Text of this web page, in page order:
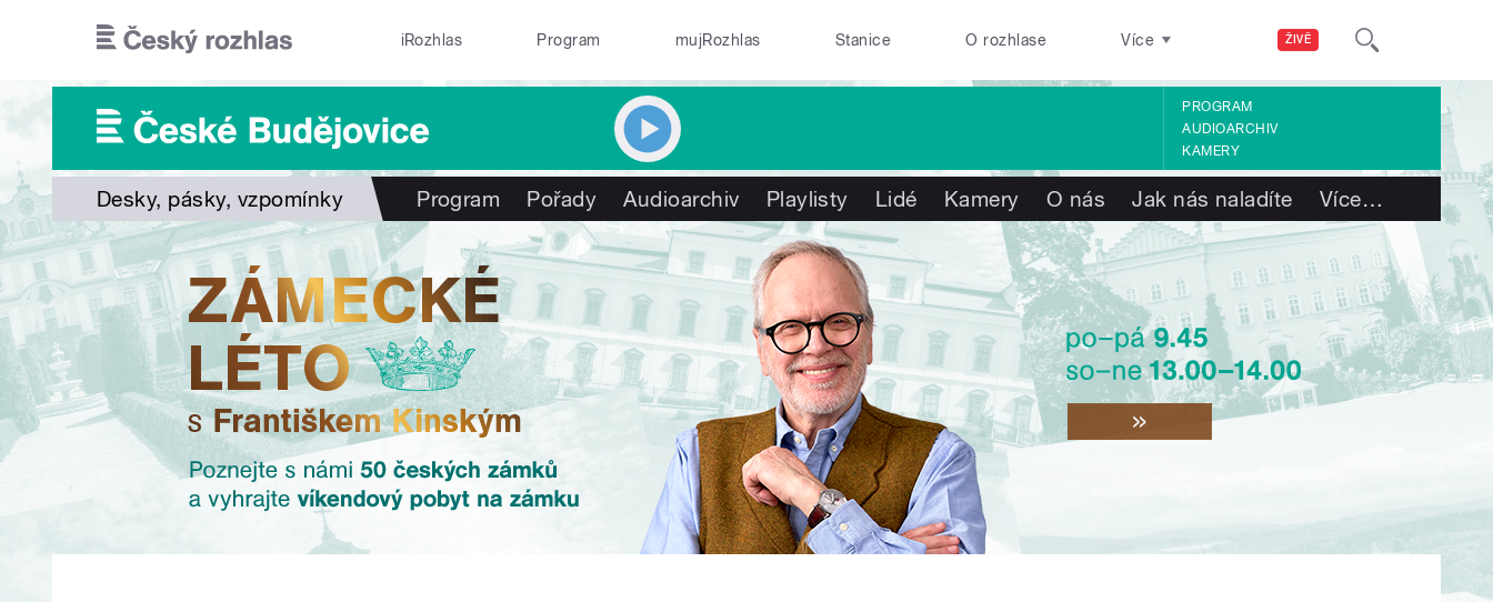
ŽIVĚ
iRozhlas Program mujRozhlas Stanice O rozhlase Více
PROGRAM
AUDIOARCHIV
KAMERY
Desky, pásky, vzpomínky Program Pořady Audioarchiv Playlisty Lidé Kamery O nás Jak nás naladíte Více…